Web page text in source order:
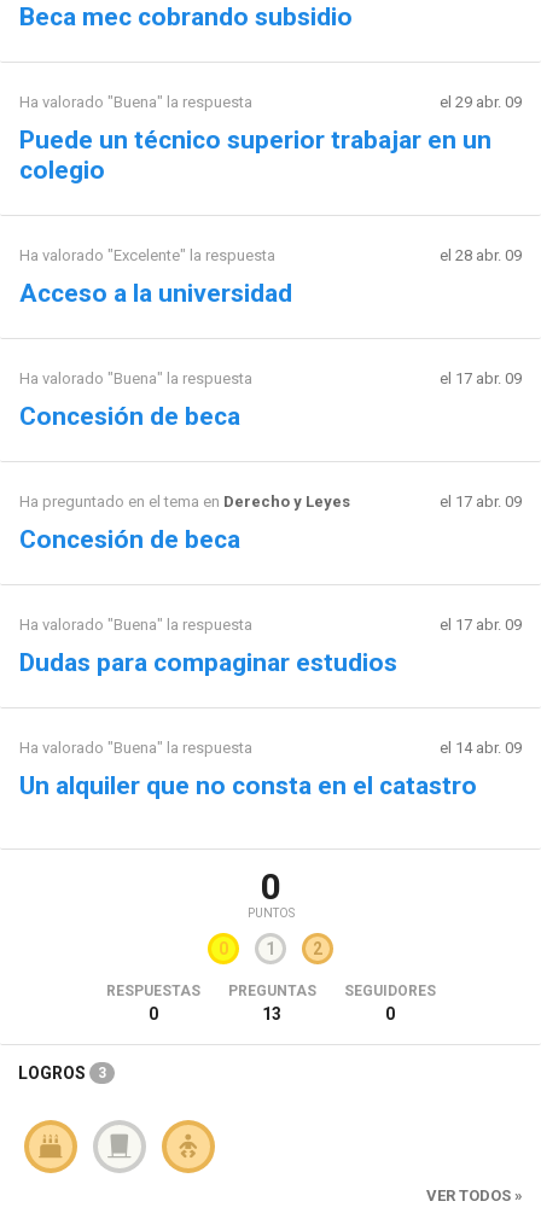
Beca mec cobrando subsidio
Ha valorado "Buena" la respuesta el 29 abr. 09
Puede un técnico superior trabajar en un
colegio
Ha valorado "Excelente" la respuesta el 28 abr. 09
Acceso a la universidad
Ha valorado "Buena" la respuesta el 17 abr. 09
Concesión de beca
Ha preguntado en el tema en Derecho y Leyes el 17 abr. 09
Concesión de beca
Ha valorado "Buena" la respuesta el 17 abr. 09
Dudas para compaginar estudios
Ha valorado "Buena" la respuesta el 14 abr. 09
Un alquiler que no consta en el catastro
0
PUNTOS
0 1 2
RESPUESTAS
0
PREGUNTAS
13
SEGUIDORES
0
LOGROS 3
VER TODOS »